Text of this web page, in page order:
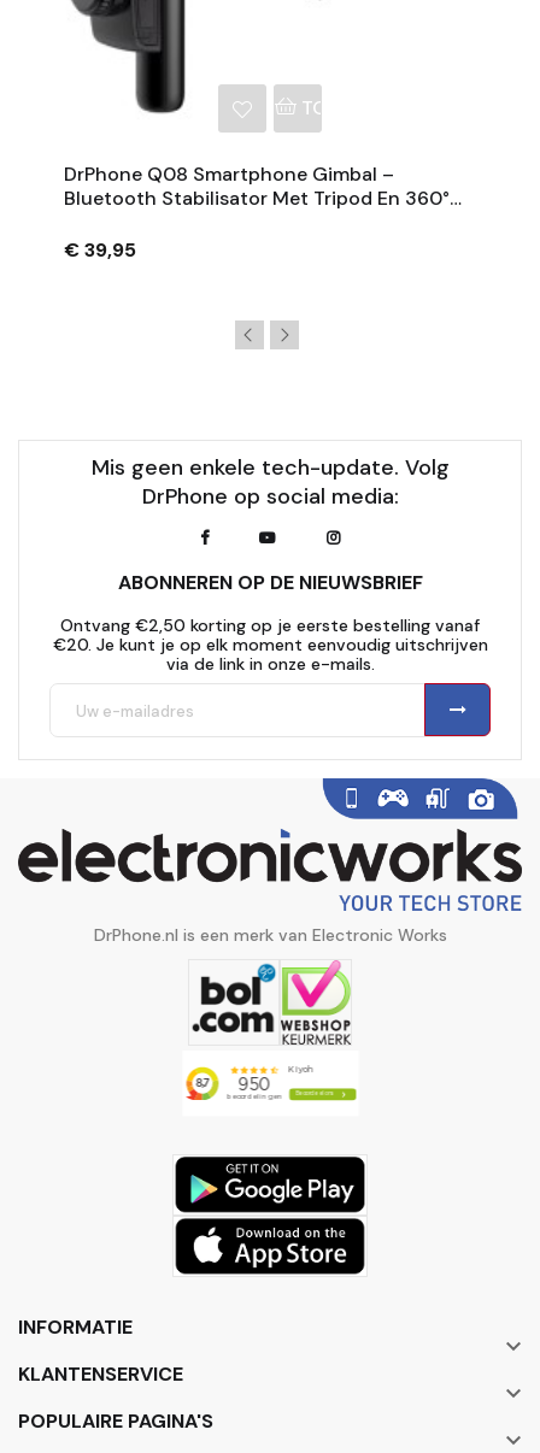
TOEVOEGEN AAN
DrPhone Q08 Smartphone Gimbal –
Bluetooth Stabilisator Met Tripod En 360°
€ 39,95
Mis geen enkele tech-update. Volg
DrPhone op social media:
ABONNEREN OP DE NIEUWSBRIEF
Ontvang €2,50 korting op je eerste bestelling vanaf
€20. Je kunt je op elk moment eenvoudig uitschrijven
via de link in onze e-mails.
DrPhone.nl is een merk van Electronic Works
INFORMATIE

KLANTENSERVICE

POPULAIRE PAGINA'S
